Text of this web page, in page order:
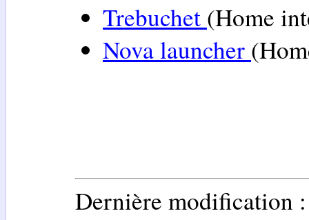
Trebuchet (Home
Nova launcher
Dernière modification